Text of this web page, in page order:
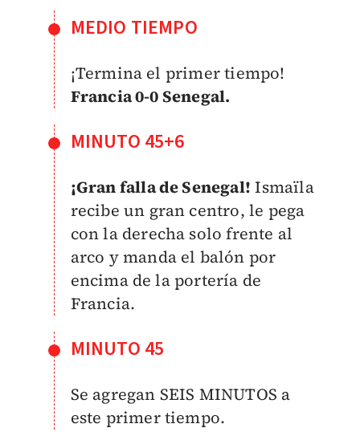
MEDIO TIEMPO
¡Termina el primer tiempo!
Francia 0-0 Senegal.
MINUTO 45+6
¡Gran falla de Senegal! Ismaïla
recibe un gran centro, le pega
con la derecha solo frente al
arco y manda el balón por
encima de la portería de
Francia.
MINUTO 45
Se agregan SEIS MINUTOS a
este primer tiempo.